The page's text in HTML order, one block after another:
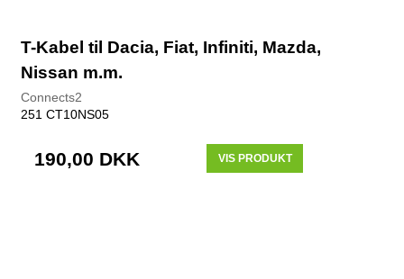
T-Kabel til Dacia, Fiat, Infiniti, Mazda,
Nissan m.m.
Connects2
251 CT10NS05
190,00 DKK VIS PRODUKT